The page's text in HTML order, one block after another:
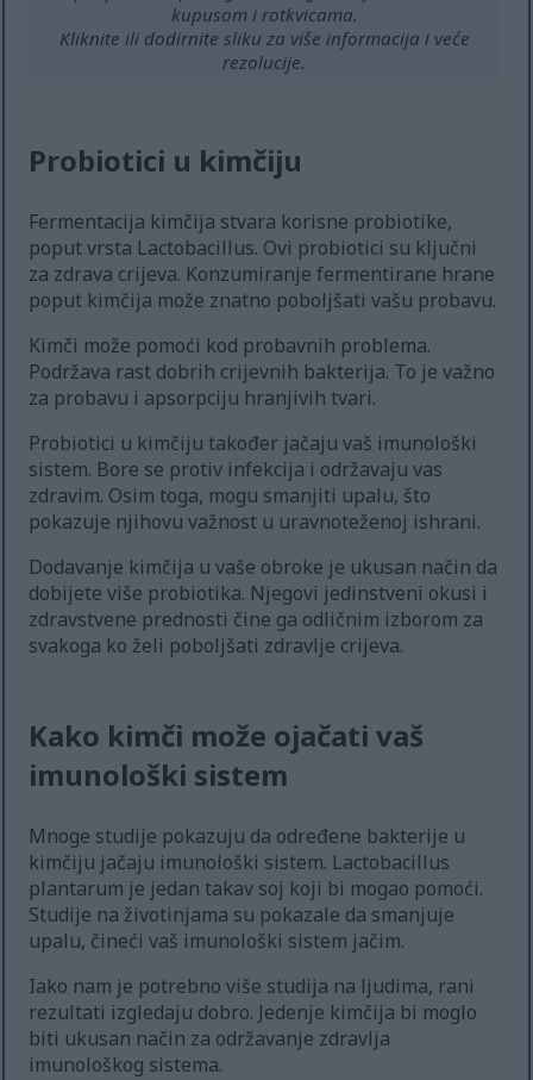
kupusom i rotkvicama.
Kliknite ili dodirnite sliku za više informacija i veće
rezolucije.
Probiotici u kimčiju
Fermentacija kimčija stvara korisne probiotike,
poput vrsta Lactobacillus. Ovi probiotici su ključni
za zdrava crijeva. Konzumiranje fermentirane hrane
poput kimčija može znatno poboljšati vašu probavu.
Kimči može pomoći kod probavnih problema.
Podržava rast dobrih crijevnih bakterija. To je važno
za probavu i apsorpciju hranjivih tvari.
Probiotici u kimčiju također jačaju vaš imunološki
sistem. Bore se protiv infekcija i održavaju vas
zdravim. Osim toga, mogu smanjiti upalu, što
pokazuje njihovu važnost u uravnoteženoj ishrani.
Dodavanje kimčija u vaše obroke je ukusan način da
dobijete više probiotika. Njegovi jedinstveni okusi i
zdravstvene prednosti čine ga odličnim izborom za
svakoga ko želi poboljšati zdravlje crijeva.
Kako kimči može ojačati vaš
imunološki sistem
Mnoge studije pokazuju da određene bakterije u
kimčiju jačaju imunološki sistem. Lactobacillus
plantarum je jedan takav soj koji bi mogao pomoći.
Studije na životinjama su pokazale da smanjuje
upalu, čineći vaš imunološki sistem jačim.
Iako nam je potrebno više studija na ljudima, rani
rezultati izgledaju dobro. Jedenje kimčija bi moglo
biti ukusan način za održavanje zdravlja
imunološkog sistema.